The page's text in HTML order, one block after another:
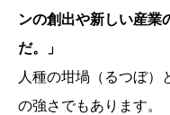
ンの創出や新しい産業
だ。」
人種の坩堝（るつぼ）
の強さでもあります。